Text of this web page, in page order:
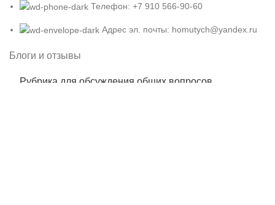
Телефон: +7 910 566-90-60
Адрес эл. почты: homutych@yandex.ru
Блоги и отзывы
Рубрика для обсуждения общих вопросов.